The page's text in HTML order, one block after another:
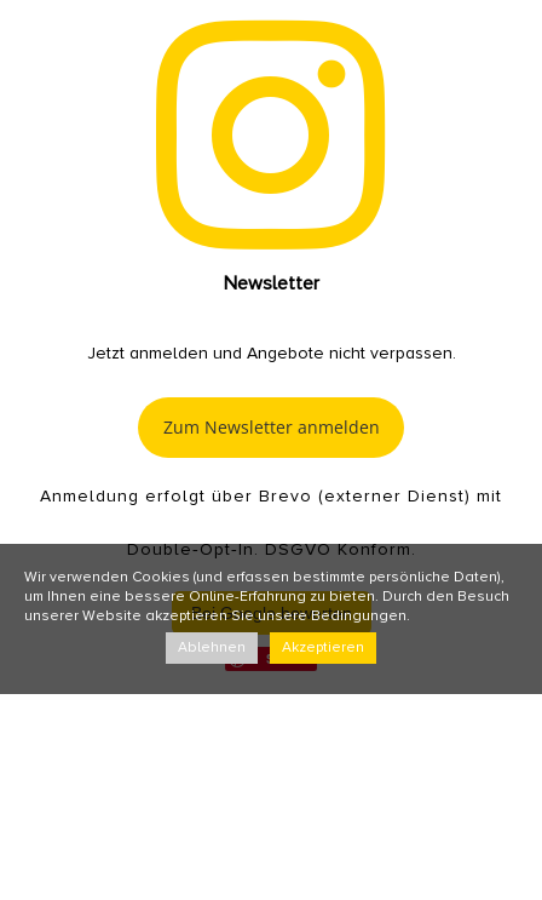

Newsletter
Jetzt anmelden und Angebote nicht verpassen.
Zum Newsletter anmelden
Anmeldung erfolgt über Brevo (externer Dienst) mit
Double‑Opt‑In. DSGVO Konform.
Bei Google bewerten
Save
Wir verwenden Cookies (und erfassen bestimmte persönliche Daten),
um Ihnen eine bessere Online-Erfahrung zu bieten. Durch den Besuch
unserer Website akzeptieren Sie unsere Bedingungen.
Ablehnen
Akzeptieren